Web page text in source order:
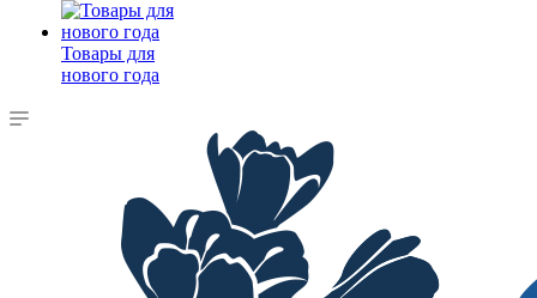
Товары для
нового года